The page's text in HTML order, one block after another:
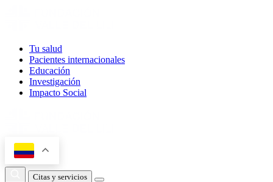
Tu salud
Pacientes internacionales
Educación
Investigación
Impacto Social
Citas y servicios